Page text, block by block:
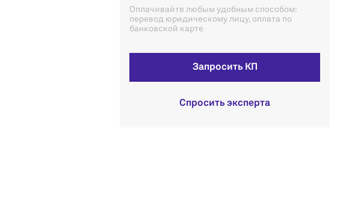
Оплачивайте любым удобным способом:
перевод юридическому лицу, оплата по
банковской карте
Запросить КП
Спросить эксперта